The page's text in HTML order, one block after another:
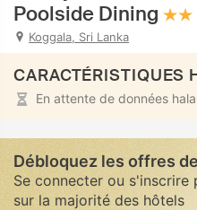
Poolside Dining
Koggala, Sri Lanka
CARACTÉRISTIQUES
En attente de données
Débloquez les offres
Se connecter ou s'inscrire
sur la majorité des hôtels